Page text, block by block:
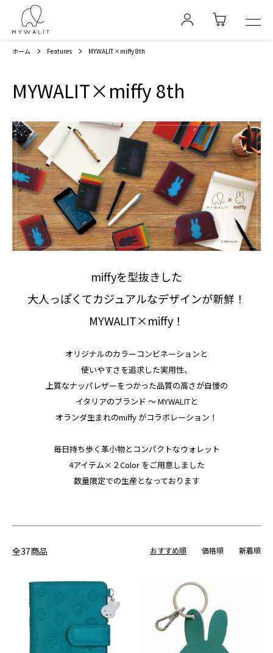
ホーム Features MYWALIT×miffy 8th
MYWALIT×miffy 8th
miffyを型抜きした
大人っぽくてカジュアルなデザインが新鮮！
MYWALIT×miffy！
オリジナルのカラーコンビネーションと
使いやすさを追求した実用性、
上質なナッパレザーをつかった品質の高さが自慢の
イタリアのブランド 〜 MYWALITと
オランダ生まれのmiffy がコラボレーション！
毎日持ち歩く革小物とコンパクトなウォレット
4アイテム×２Color をご用意しました
数量限定での生産となっております
全37商品 おすすめ順 価格順 新着順